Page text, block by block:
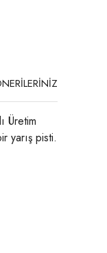
Üretim
yarış pisti.